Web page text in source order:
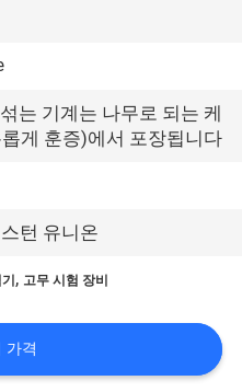
는 기계는 나무로 되는 케
게 훈증)에서 포장됩니다
턴 유니온
, 고무 시험 장비
가격